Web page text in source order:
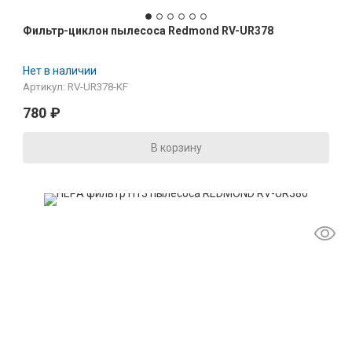
Фильтр-циклон пылесоса Redmond RV-UR378
Нет в наличии
Артикул: RV-UR378-KF
780 ₽
В корзину